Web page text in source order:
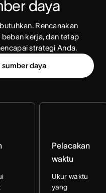
daya
Rencanakan
beban kerja, dan tetap
strategi Anda.
daya
Pelacakan
waktu
Ukur waktu
yang